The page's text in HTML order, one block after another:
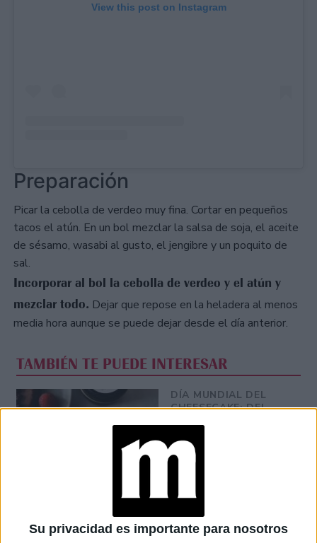
Su privacidad es importante para nosotros
View this post on Instagram
Preparación
Picar la cebolla de verdeo muy fina. Cortar en pequeños
tacos el atún. En un bol mezclar la salsa de soja, el aceite
de sésamo, wasabi al gusto, el jengibre y un poquito de
sal.
Incorporar al bol la cebolla de verdeo y el atún y
mezclar todo. Dejar que repose en la heladera al menos
media hora aunque se puede dejar desde el día anterior.
TAMBIÉN TE PUEDE INTERESAR
DÍA MUNDIAL DEL
CHEESECAKE: DEL
ORIGINALES
TEMPORADA DE
TRUFAS: QUÉ SON Y
TRES
RESTAURANTES